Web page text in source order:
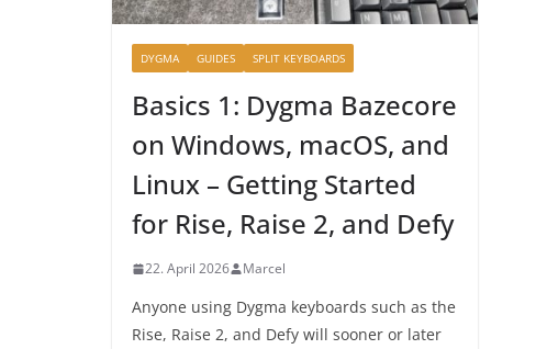
DYGMA GUIDES SPLIT KEYBOARDS
Basics 1: Dygma Bazecore
on Windows, macOS, and
Linux – Getting Started
for Rise, Raise 2, and Defy
22. April 2026 Marcel
Anyone using Dygma keyboards such as the
Rise, Raise 2, and Defy will sooner or later